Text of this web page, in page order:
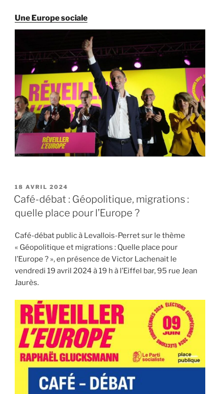
Une Europe sociale
PUBLIÉ
LE
18 AVRIL 2024
Café-débat : Géopolitique, migrations :
quelle place pour l’Europe ?
Café-débat public à Levallois-Perret sur le thème
« Géopolitique et migrations : Quelle place pour
l’Europe ? », en présence de Victor Lachenait le
vendredi 19 avril 2024 à 19 h à l’Eiffel bar, 95 rue Jean
Jaurès.